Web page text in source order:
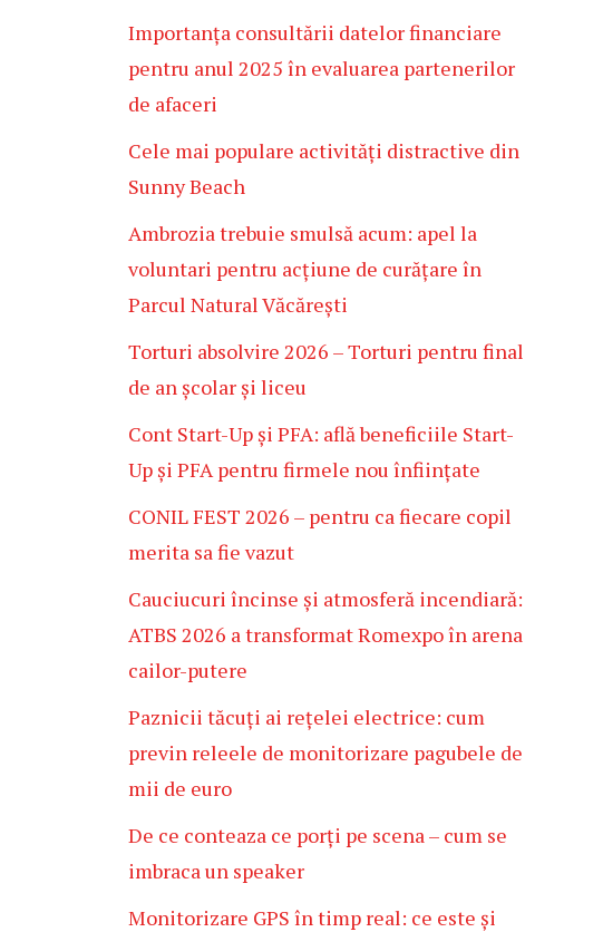
Importanța consultării datelor financiare
pentru anul 2025 în evaluarea partenerilor
de afaceri
Cele mai populare activități distractive din
Sunny Beach
Ambrozia trebuie smulsă acum: apel la
voluntari pentru acțiune de curățare în
Parcul Natural Văcărești
Torturi absolvire 2026 – Torturi pentru final
de an școlar și liceu
Cont Start-Up și PFA: află beneficiile Start-
Up și PFA pentru firmele nou înființate
CONIL FEST 2026 – pentru ca fiecare copil
merita sa fie vazut
Cauciucuri încinse și atmosferă incendiară:
ATBS 2026 a transformat Romexpo în arena
cailor-putere
Paznicii tăcuți ai rețelei electrice: cum
previn releele de monitorizare pagubele de
mii de euro
De ce conteaza ce porți pe scena – cum se
imbraca un speaker
Monitorizare GPS în timp real: ce este și